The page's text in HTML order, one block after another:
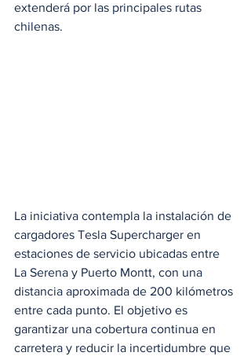
extenderá por las principales rutas
chilenas.
La iniciativa contempla la instalación de
cargadores Tesla Supercharger en
estaciones de servicio ubicadas entre
La Serena y Puerto Montt, con una
distancia aproximada de 200 kilómetros
entre cada punto. El objetivo es
garantizar una cobertura continua en
carretera y reducir la incertidumbre que